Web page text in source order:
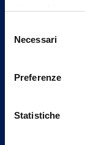
più su chi
può trovare nel
delNecessari
Preferenze
Statistiche